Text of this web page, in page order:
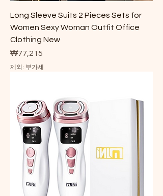
Long Sleeve Suits 2 Pieces Sets for
Women Sexy Woman Outfit Office
Clothing New
가격
₩77,215
제외: 부가세